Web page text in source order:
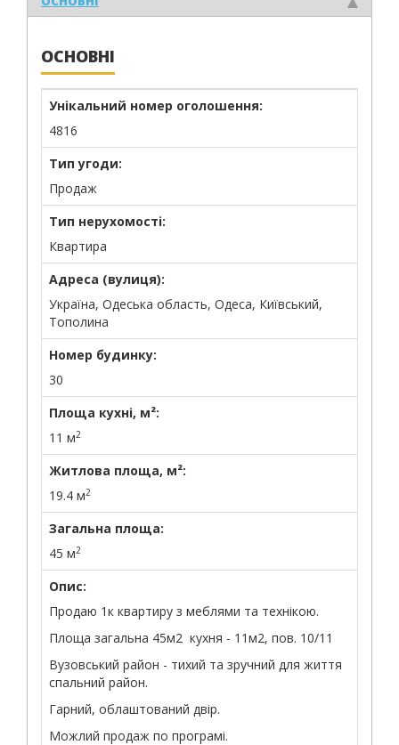
ОСНОВНІ
Унікальний номер оголошення:
4816
Тип угоди:
Продаж
Тип нерухомості:
Квартира
Адреса (вулиця):
Україна, Одеська область, Одеса, Київський,
Тополина
Номер будинку:
30
Площа кухні, м²:
11 м2
Житлова площа, м²:
19.4 м2
Загальна площа:
45 м2
Опис:
Продаю 1к квартиру з меблями та технікою.
Площа загальна 45м2 кухня - 11м2, пов. 10/11
Вузовський район - тихий та зручний для життя
спальний район.
Гарний, облаштований двір.
Можлий продаж по програмі.